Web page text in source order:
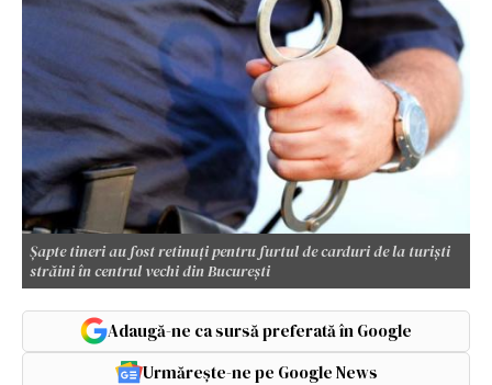
Şapte tineri au fost retinuţi pentru furtul de carduri de la turişti
străini în centrul vechi din București
Adaugă-ne ca sursă preferată în Google
Urmărește-ne pe Google News